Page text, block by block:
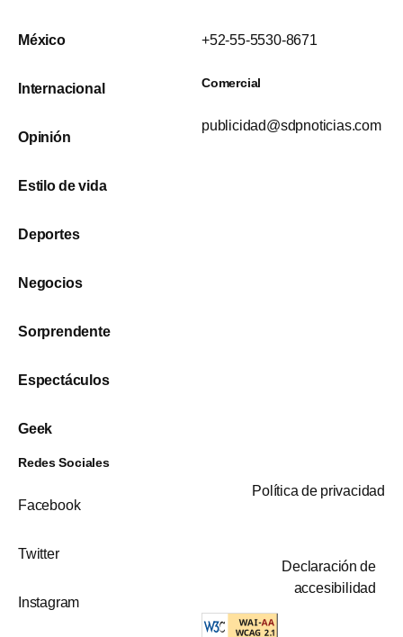
México
Internacional
Opinión
Estilo de vida
Deportes
Negocios
Sorprendente
Espectáculos
Geek
+52-55-5530-8671
Comercial
publicidad@sdpnoticias.com
Redes Sociales
Facebook
Twitter
Instagram
Política de privacidad
Declaración de
accesibilidad